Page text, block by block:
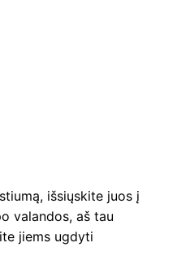
išsiųskite juos į
valandos, aš tau
jiems ugdyti